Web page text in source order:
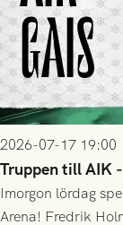
2026-07-17 19:00
Truppen till AIK
Imorgon lördag
Arena! Fredrik